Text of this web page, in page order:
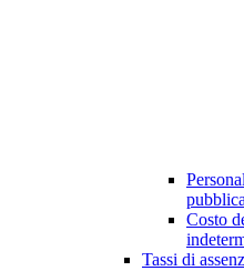
Costo
Tassi di